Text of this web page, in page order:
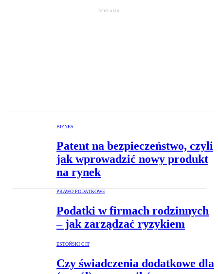
BIZNES
Patent na bezpieczeństwo, czyli
jak wprowadzić nowy produkt
na rynek
PRAWO PODATKOWE
Podatki w firmach rodzinnych
– jak zarządzać ryzykiem
ESTOŃSKI CIT
Czy świadczenia dodatkowe dla